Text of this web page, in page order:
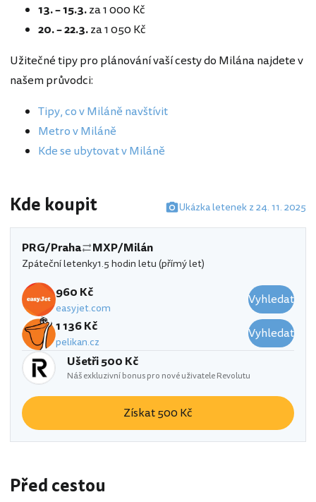
13. – 15.3.za 1 000 Kč
20. – 22.3.za 1 050 Kč
Užitečné tipy pro plánování vaší cesty do Milána najdete v
našem průvodci:
Tipy, co v Miláně navštívit
Metro v Miláně
Kde se ubytovat v Miláně
Kde koupit Ukázka letenek z 24. 11. 2025
PRG/Praha MXP/Milán
Zpáteční letenky1.5 hodin letu (přímý let)
960 Kč
easyjet.com
Vyhledat
1 136 Kč
pelikan.cz
Vyhledat
Ušetři 500 Kč
Náš exkluzivní bonus pro nové uživatele Revolutu
Získat 500 Kč
Před cestou